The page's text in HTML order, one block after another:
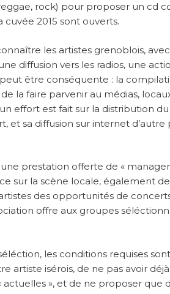
rock) pour proposer un cd
cuvée 2015 sont ouverts.
les artistes grenoblois,
diffusion vers les radios, une
être conséquente : la
la faire parvenir au médias,
effort est fait sur la distribution
et sa diffusion sur internet
prestation offerte de «
sur la scène locale, également
des opportunités de
offre aux groupes
les conditions requises
artiste isérois, de ne pas avoir
actuelles », et de ne proposer que